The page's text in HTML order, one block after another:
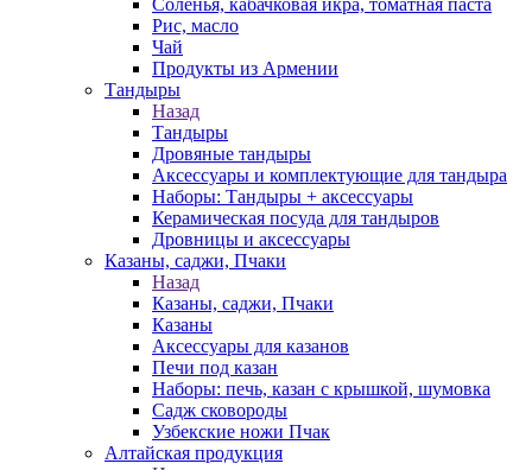
Соленья, кабачковая икра, томатная паста
Рис, масло
Чай
Продукты из Армении
Тандыры
Назад
Тандыры
Дровяные тандыры
Аксессуары и комплектующие для тандыра
Наборы: Тандыры + аксессуары
Керамическая посуда для тандыров
Дровницы и аксессуары
Казаны, саджи, Пчаки
Назад
Казаны, саджи, Пчаки
Казаны
Аксессуары для казанов
Печи под казан
Наборы: печь, казан с крышкой, шумовка
Садж сковороды
Узбекские ножи Пчак
Алтайская продукция